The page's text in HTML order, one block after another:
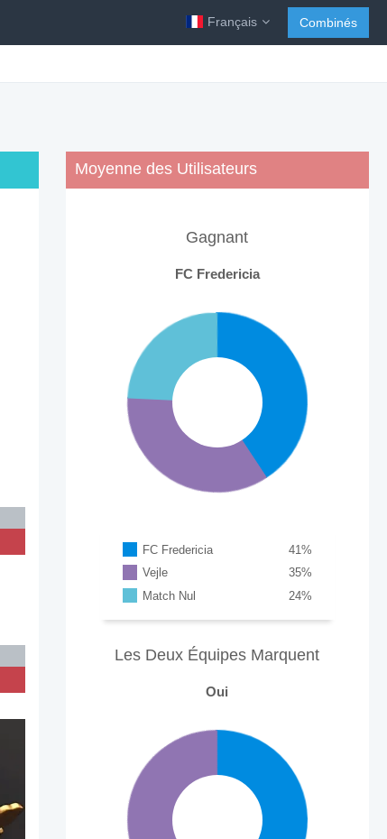
Français Combinés
Moyenne des Utilisateurs
Gagnant
FC Fredericia
FC Fredericia %
41
Vejle
%
35
Match Nul
%
24
Les Deux Équipes Marquent
Oui